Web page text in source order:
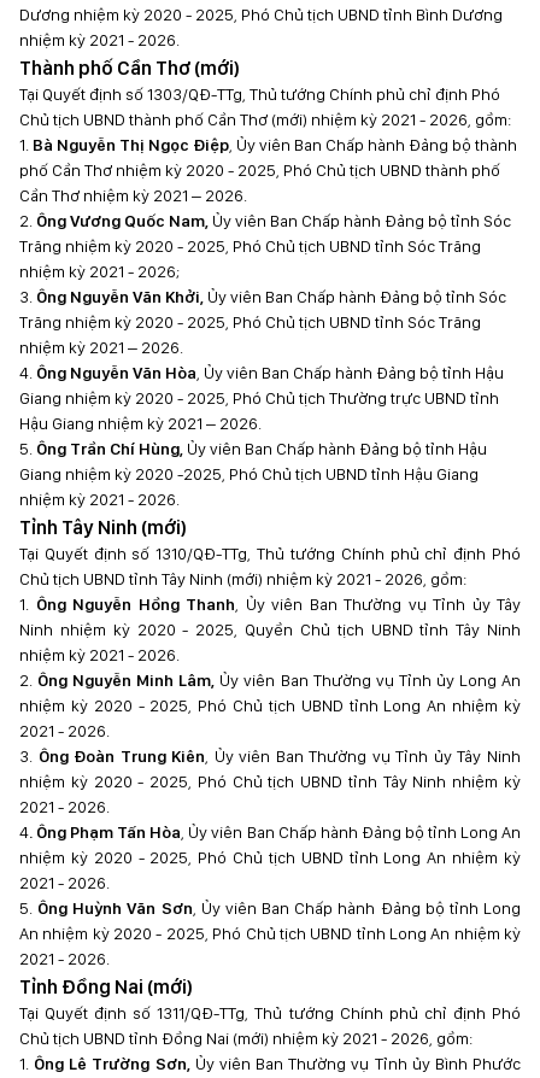
Dương nhiệm kỳ 2020 - 2025, Phó Chủ tịch UBND tỉnh Bình Dương
nhiệm kỳ 2021 - 2026.
Thành phố Cần Thơ (mới)
Tại Quyết định số 1303/QĐ-TTg, Thủ tướng Chính phủ chỉ định Phó
Chủ tịch UBND thành phố Cần Thơ (mới) nhiệm kỳ 2021 - 2026, gồm:
1. Bà Nguyễn Thị Ngọc Điệp , Ủy viên Ban Chấp hành Đảng bộ thành
phố Cần Thơ nhiệm kỳ 2020 - 2025, Phó Chủ tịch UBND thành phố
Cần Thơ nhiệm kỳ 2021 – 2026.
2. Ông Vương Quốc Nam, Ủy viên Ban Chấp hành Đảng bộ tỉnh Sóc
Trăng nhiệm kỳ 2020 - 2025, Phó Chủ tịch UBND tỉnh Sóc Trăng
nhiệm kỳ 2021 - 2026;
3. Ông Nguyễn Văn Khởi, Ủy viên Ban Chấp hành Đảng bộ tỉnh Sóc
Trăng nhiệm kỳ 2020 - 2025, Phó Chủ tịch UBND tỉnh Sóc Trăng
nhiệm kỳ 2021 – 2026.
4. Ông Nguyễn Văn Hòa , Ủy viên Ban Chấp hành Đảng bộ tỉnh Hậu
Giang nhiệm kỳ 2020 - 2025, Phó Chủ tịch Thường trực UBND tỉnh
Hậu Giang nhiệm kỳ 2021 – 2026.
5. Ông Trần Chí Hùng, Ủy viên Ban Chấp hành Đảng bộ tỉnh Hậu
Giang nhiệm kỳ 2020 -2025, Phó Chủ tịch UBND tỉnh Hậu Giang
nhiệm kỳ 2021 - 2026.
Tỉnh Tây Ninh (mới)
Tại Quyết định số 1310/QĐ-TTg, Thủ tướng Chính phủ chỉ định Phó
Chủ tịch UBND tỉnh Tây Ninh (mới) nhiệm kỳ 2021 - 2026, gồm:
1. Ông Nguyễn Hồng Thanh , Ủy viên Ban Thường vụ Tỉnh ủy Tây
Ninh nhiệm kỳ 2020 - 2025, Quyền Chủ tịch UBND tỉnh Tây Ninh
nhiệm kỳ 2021 - 2026.
2. Ông Nguyễn Minh Lâm, Ủy viên Ban Thường vụ Tỉnh ủy Long An
nhiệm kỳ 2020 - 2025, Phó Chủ tịch UBND tỉnh Long An nhiệm kỳ
2021 - 2026.
3. Ông Đoàn Trung Kiên , Ủy viên Ban Thường vụ Tỉnh ủy Tây Ninh
nhiệm kỳ 2020 - 2025, Phó Chủ tịch UBND tỉnh Tây Ninh nhiệm kỳ
2021 - 2026.
4. Ông Phạm Tấn Hòa , Ủy viên Ban Chấp hành Đảng bộ tỉnh Long An
nhiệm kỳ 2020 - 2025, Phó Chủ tịch UBND tỉnh Long An nhiệm kỳ
2021 - 2026.
5. Ông Huỳnh Văn Sơn , Ủy viên Ban Chấp hành Đảng bộ tỉnh Long
An nhiệm kỳ 2020 - 2025, Phó Chủ tịch UBND tỉnh Long An nhiệm kỳ
2021 - 2026.
Tỉnh Đồng Nai (mới)
Tại Quyết định số 1311/QĐ-TTg, Thủ tướng Chính phủ chỉ định Phó
Chủ tịch UBND tỉnh Đồng Nai (mới) nhiệm kỳ 2021 - 2026, gồm:
1. Ông Lê Trường Sơn, Ủy viên Ban Thường vụ Tỉnh ủy Bình Phước